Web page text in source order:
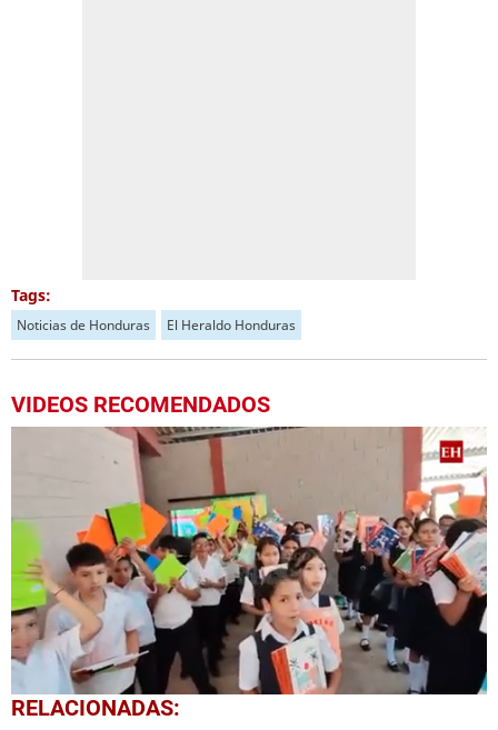
Tags:
Noticias de Honduras El Heraldo Honduras
VIDEOS RECOMENDADOS
0
seconds
RELACIONADAS: